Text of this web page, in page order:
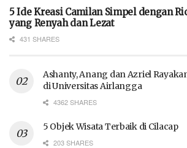
5 Ide Kreasi Camilan Simpel dengan
yang Renyah dan Lezat
431 SHARES
Ashanty, Anang dan Azriel
di Universitas Airlangga
4362 SHARES
5 Objek Wisata Terbaik di Cilacap
203 SHARES